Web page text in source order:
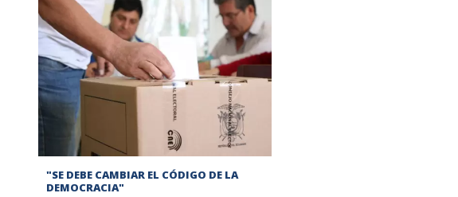
"SE DEBE CAMBIAR EL CÓDIGO DE LA
DEMOCRACIA"